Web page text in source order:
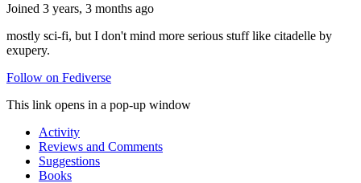
Joined 3 years, 3 months ago
mostly sci-fi, but I don't mind more serious stuff like citadelle by
exupery.
Follow on Fediverse
This link opens in a pop-up window
Activity
Reviews and Comments
Suggestions
Books